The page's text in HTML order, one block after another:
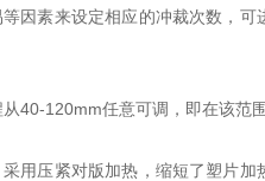
因素来设定相应的冲裁次数，
40-120mm任意可调，即在该范
用压紧对版加热，缩短了塑片